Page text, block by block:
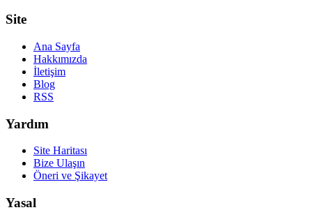
Site
Ana Sayfa
Hakkımızda
İletişim
Blog
RSS
Yardım
Site Haritası
Bize Ulaşın
Öneri ve Şikayet
Yasal